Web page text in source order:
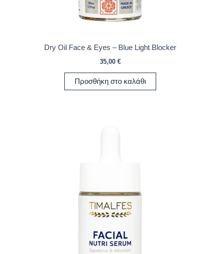
Dry Oil Face & Eyes – Blue Light Blocker
35,00 €
Προσθήκη στο καλάθι